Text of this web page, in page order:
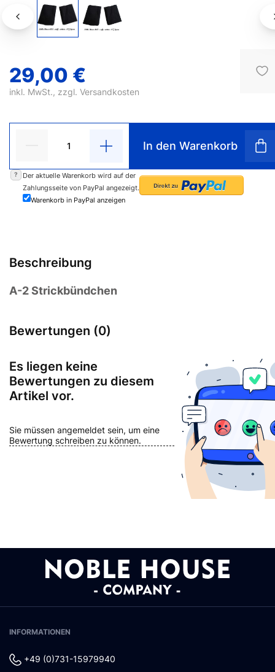
29,00 €
inkl. MwSt., zzgl. Versandkosten
In den Warenkorb
?
Der aktuelle Warenkorb wird auf der
Zahlungsseite von PayPal angezeigt.
Warenkorb in PayPal anzeigen
Beschreibung
A-2 Strickbündchen
Bewertungen (0)
Es liegen keine
Bewertungen zu diesem
Artikel vor.
Sie müssen angemeldet sein, um eine
Bewertung schreiben zu können.
INFORMATIONEN
+49 (0)731-15979940